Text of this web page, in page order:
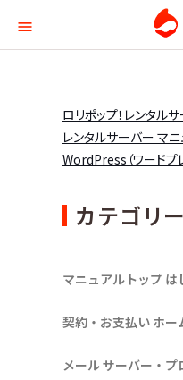
ロリポップ！レンタル
レンタルサーバー マ
WordPress（ワードプ
カテゴリー
マニュアルトップ は
契約・お支払い ホー
メールサーバー・プ